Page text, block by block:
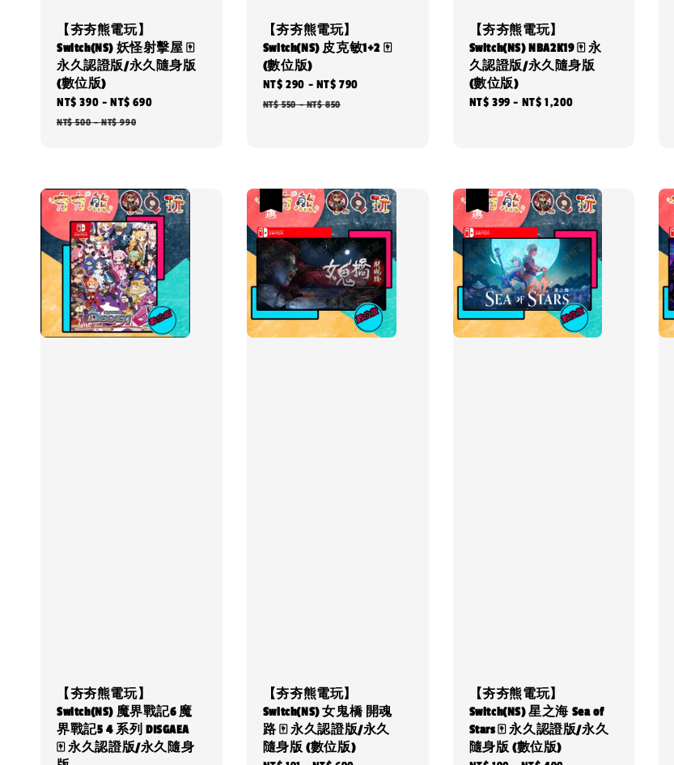
【夯夯熊電玩】
Switch(NS) 妖怪射擊屋 🀄
永久認證版/永久隨身版
(數位版)
Sale
price
NT$ 390 -NT$ 690
NT$ 500-NT$ 990
【夯夯熊電玩】
Switch(NS) 皮克敏1+2 🀄
(數位版)
Sale
price
NT$ 290 - NT$ 790
NT$ 550-NT$ 850
【夯夯熊電玩】
Switch(NS) NBA2K19 🀄 永
久認證版/永久隨身版
(數位版)
Regular
NT$ 399 - NT$ 1,200
【夯夯熊電玩】
Switch(NS) 魔界戰記6 魔
界戰記5 4 系列 DISGAEA
🀄 永久認證版/永久隨身
【夯夯熊電玩】
Switch(NS) 女鬼橋 開魂
路 🀄 永久認證版/永久
隨身版 (數位版)
【夯夯熊電玩】
Switch(NS) 星之海 Sea of
Stars 🀄 永久認證版/永久
隨身版 (數位版)